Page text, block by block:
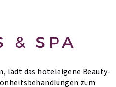
& SPA
lädt das hoteleigene Beauty-
zum